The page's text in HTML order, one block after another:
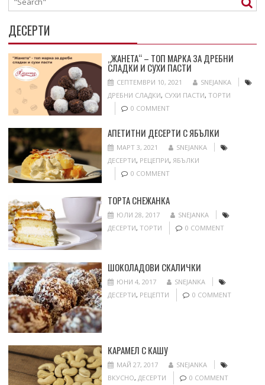
ДЕСЕРТИ
„ЖАНЕТА“ – ТОП МАРКА ЗА ДРЕБНИ
СЛАДКИ И СУХИ ПАСТИ
СЕПТЕМВРИ 10, 2021
SNEJANKA
ДРЕБНИ СЛАДКИ, СУХИ ПАСТИ, ТОРТИ
0 COMMENT
АПЕТИТНИ ДЕСЕРТИ С ЯБЪЛКИ
МАРТ 3, 2021
SNEJANKA
ДЕСЕРТИ, РЕЦЕПРИ, ЯБЪЛКИ
0 COMMENT
ТОРТА СНЕЖАНКА
ЮЛИ 28, 2017
SNEJANKA
ДЕСЕРТИ, ТОРТИ 0 COMMENT
ШОКОЛАДОВИ СКАЛИЧКИ
ЮНИ 4, 2017
SNEJANKA
ДЕСЕРТИ, РЕЦЕПТИ 0 COMMENT
КАРАМЕЛ С КАШУ
МАЙ 27, 2017
SNEJANKA
ВКУСНО, ДЕСЕРТИ 0 COMMENT